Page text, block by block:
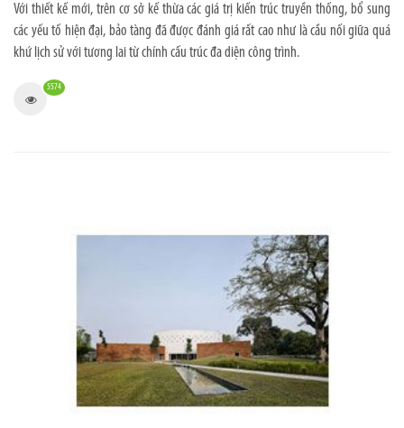
Với thiết kế mới, trên cơ sở kế thừa các giá trị kiến trúc truyền thống, bổ sung
các yếu tố hiện đại, bảo tàng đã được đánh giá rất cao như là cầu nối giữa quá
khứ lịch sử với tương lai từ chính cấu trúc đa diện công trình.
5574